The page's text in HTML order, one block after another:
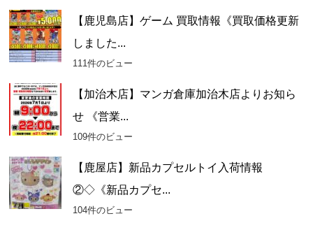
【鹿児島店】ゲーム 買取情報《買取価格更新
しました...
111件のビュー
【加治木店】マンガ倉庫加治木店よりお知ら
せ 《営業...
109件のビュー
【鹿屋店】新品カプセルトイ入荷情報
②◇《新品カプセ...
104件のビュー